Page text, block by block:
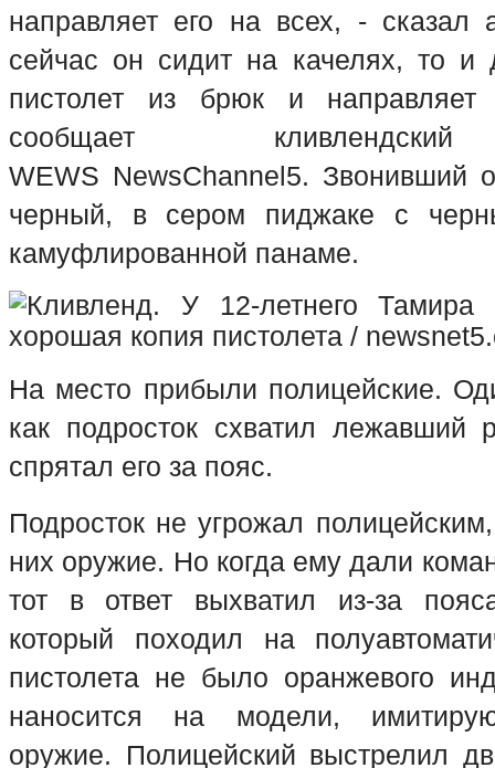
направляет его на всех, - сказал
сейчас он сидит на качелях, то и
пистолет из брюк и
сообщает
WEWS NewsChannel5. Звонивший
черный, в сером пиджаке с
камуфлированной панаме.
На место прибыли полицейские.
как подросток схватил лежавший
спрятал его за пояс.
Подросток не угрожал
них оружие. Но когда ему дали
тот в ответ выхватил из-за
который походил на
пистолета не было оранжевого
наносится на модели,
оружие. Полицейский выстрелил